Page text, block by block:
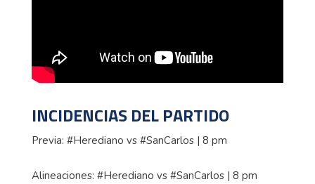
INCIDENCIAS DEL PARTIDO
Previa: #Herediano vs #SanCarlos | 8 pm
Alineaciones: #Herediano vs #SanCarlos | 8 pm